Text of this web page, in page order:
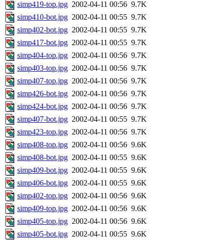
simp419-top.jpg 2002-04-11 00:56 9.7K
simp410-bot.jpg 2002-04-11 00:55 9.7K
simp402-bot.jpg 2002-04-11 00:55 9.7K
simp417-bot.jpg 2002-04-11 00:55 9.7K
simp404-top.jpg 2002-04-11 00:56 9.7K
simp403-top.jpg 2002-04-11 00:56 9.7K
simp407-top.jpg 2002-04-11 00:56 9.7K
simp426-bot.jpg 2002-04-11 00:56 9.7K
simp424-bot.jpg 2002-04-11 00:56 9.7K
simp407-bot.jpg 2002-04-11 00:55 9.7K
simp423-top.jpg 2002-04-11 00:56 9.7K
simp408-top.jpg 2002-04-11 00:56 9.6K
simp408-bot.jpg 2002-04-11 00:55 9.6K
simp409-bot.jpg 2002-04-11 00:55 9.6K
simp406-bot.jpg 2002-04-11 00:55 9.6K
simp402-top.jpg 2002-04-11 00:56 9.6K
simp409-top.jpg 2002-04-11 00:56 9.6K
simp405-top.jpg 2002-04-11 00:56 9.6K
simp405-bot.jpg 2002-04-11 00:55 9.6K